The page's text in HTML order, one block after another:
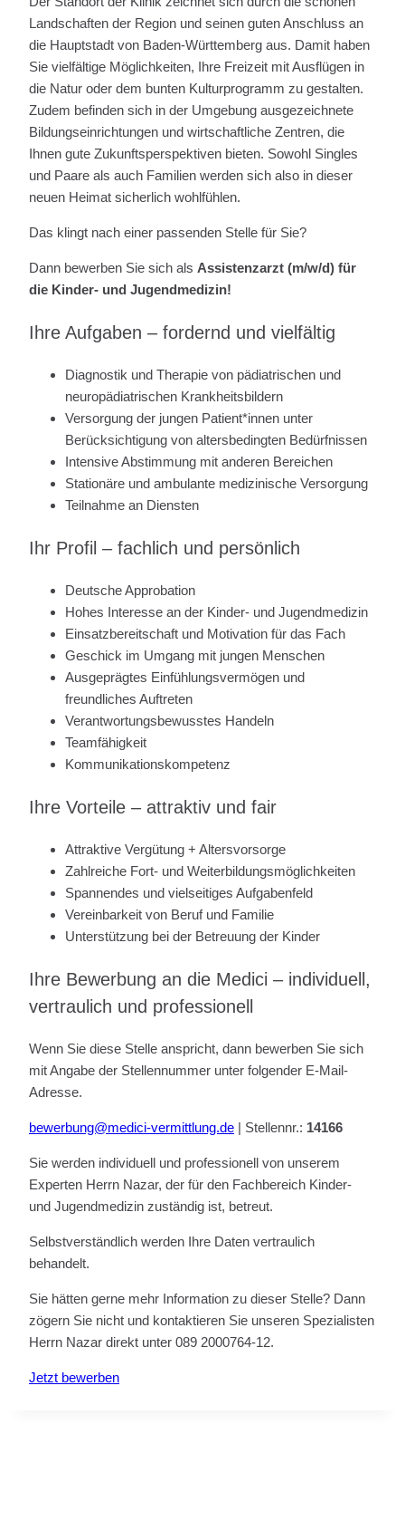
Landschaften der Region und seinen guten Anschluss an
die Hauptstadt von Baden-Württemberg aus. Damit haben
Sie vielfältige Möglichkeiten, Ihre Freizeit mit Ausflügen in
die Natur oder dem bunten Kulturprogramm zu gestalten.
Zudem befinden sich in der Umgebung ausgezeichnete
Bildungseinrichtungen und wirtschaftliche Zentren, die
Ihnen gute Zukunftsperspektiven bieten. Sowohl Singles
und Paare als auch Familien werden sich also in dieser
neuen Heimat sicherlich wohlfühlen.
Das klingt nach einer passenden Stelle für Sie?
Dann bewerben Sie sich als Assistenzarzt (m/w/d) für
die Kinder- und Jugendmedizin!
Ihre Aufgaben – fordernd und vielfältig
Diagnostik und Therapie von pädiatrischen und
neuropädiatrischen Krankheitsbildern
Versorgung der jungen Patient*innen unter
Berücksichtigung von altersbedingten Bedürfnissen
Intensive Abstimmung mit anderen Bereichen
Stationäre und ambulante medizinische Versorgung
Teilnahme an Diensten
Ihr Profil – fachlich und persönlich
Deutsche Approbation
Hohes Interesse an der Kinder- und Jugendmedizin
Einsatzbereitschaft und Motivation für das Fach
Geschick im Umgang mit jungen Menschen
Ausgeprägtes Einfühlungsvermögen und
freundliches Auftreten
Verantwortungsbewusstes Handeln
Teamfähigkeit
Kommunikationskompetenz
Ihre Vorteile – attraktiv und fair
Attraktive Vergütung + Altersvorsorge
Zahlreiche Fort- und Weiterbildungsmöglichkeiten
Spannendes und vielseitiges Aufgabenfeld
Vereinbarkeit von Beruf und Familie
Unterstützung bei der Betreuung der Kinder
Ihre Bewerbung an die Medici – individuell,
vertraulich und professionell
Wenn Sie diese Stelle anspricht, dann bewerben Sie sich
mit Angabe der Stellennummer unter folgender E-Mail-
Adresse.
bewerbung@medici-vermittlung.de | Stellennr.: 14166
Sie werden individuell und professionell von unserem
Experten Herrn Nazar, der für den Fachbereich Kinder-
und Jugendmedizin zuständig ist, betreut.
Selbstverständlich werden Ihre Daten vertraulich
behandelt.
Sie hätten gerne mehr Information zu dieser Stelle? Dann
zögern Sie nicht und kontaktieren Sie unseren Spezialisten
Herrn Nazar direkt unter 089 2000764-12.
Jetzt bewerben